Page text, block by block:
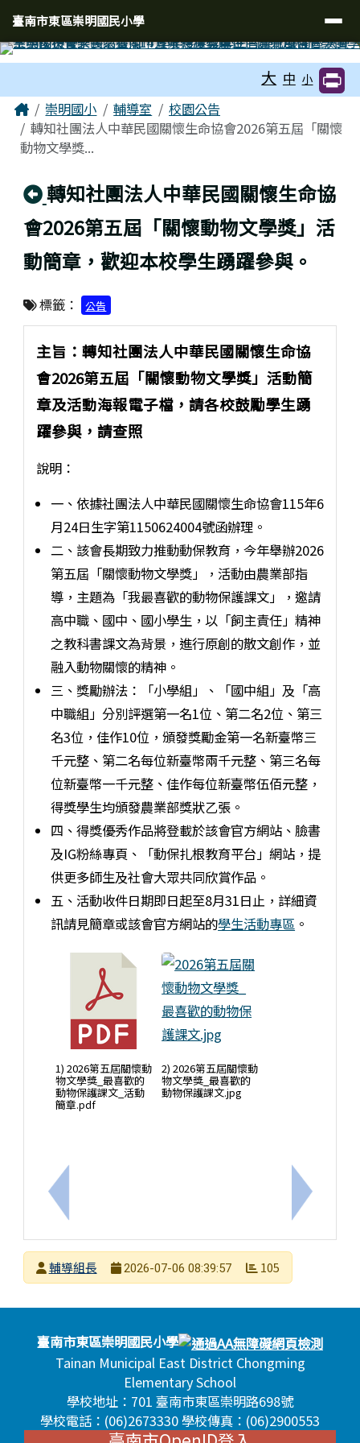
臺南市東區崇明國民小學
導覽列
臺南市東區崇明國民小學
大 中 小
主內容區域
Home崇明國小 輔導室
校園公告
轉知社團法人中華民國關懷生命協會2026第五屆「關懷
動物文學獎...
回上頁
轉知社團法人中華民國關懷生命協
會2026第五屆「關懷動物文學獎」活
動簡章，歡迎本校學生踴躍參與。
標籤： 公告
上一筆：臺南市東區崇明國民小學 115 學年度學前
主旨：轉知社團法人中華民國關懷生命協
會2026第五屆「關懷動物文學獎」活動簡
章及活動海報電子檔，請各校鼓勵學生踴
躍參與，請查照
說明：
一、依據社團法人中華民國關懷生命協會115年6
月24日生字第1150624004號函辦理。
二、該會長期致力推動動保教育，今年舉辦2026
第五屆「關懷動物文學獎」，活動由農業部指
導，主題為「我最喜歡的動物保護課文」，邀請
高中職、國中、國小學生，以「飼主責任」精神
之教科書課文為背景，進行原創的散文創作，並
融入動物關懷的精神。
三、獎勵辦法：「小學組」、「國中組」及「高
中職組」分別評選第一名1位、第二名2位、第三
名3位，佳作10位，頒發獎勵金第一名新臺幣三
千元整、第二名每位新臺幣兩千元整、第三名每
位新臺幣一千元整、佳作每位新臺幣伍佰元整，
得獎學生均頒發農業部獎狀乙張。
四、得獎優秀作品將登載於該會官方網站、臉書
及IG粉絲專頁、「動保扎根教育平台」網站，提
供更多師生及社會大眾共同欣賞作品。
五、活動收件日期即日起至8月31日止，詳細資
訊請見簡章或該會官方網站的學生活動專區 。
1) 2026第五屆關懷動
物文學獎_最喜歡的
動物保護課文_活動
簡章.pdf
2) 2026第五屆關懷動
物文學獎_最喜歡的
動物保護課文.jpg
下一筆：
發布者
輔導組長
2026-07-06 08:39:57 105
頁尾區域
頁尾區域內容
臺南市東區崇明國民小學
Tainan Municipal East District Chongming
Elementary School
學校地址：701 臺南市東區崇明路698號
學校電話：(06)2673330 學校傳真：(06)2900553